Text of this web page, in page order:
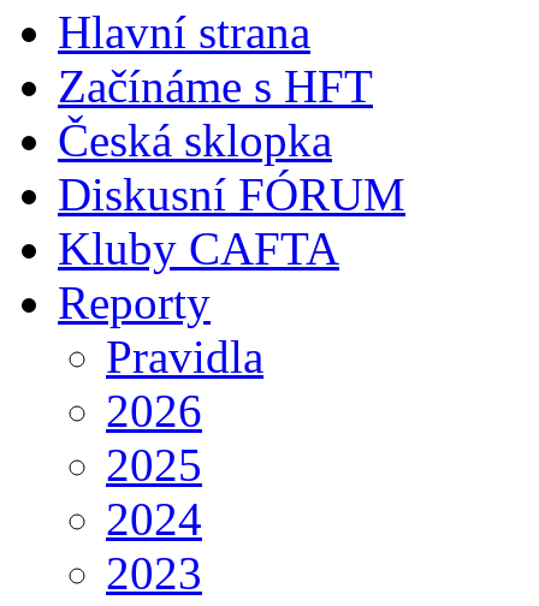
Hlavní strana
Začínáme s HFT
Česká sklopka
Diskusní FÓRUM
Kluby CAFTA
Reporty
Pravidla
2026
2025
2024
2023